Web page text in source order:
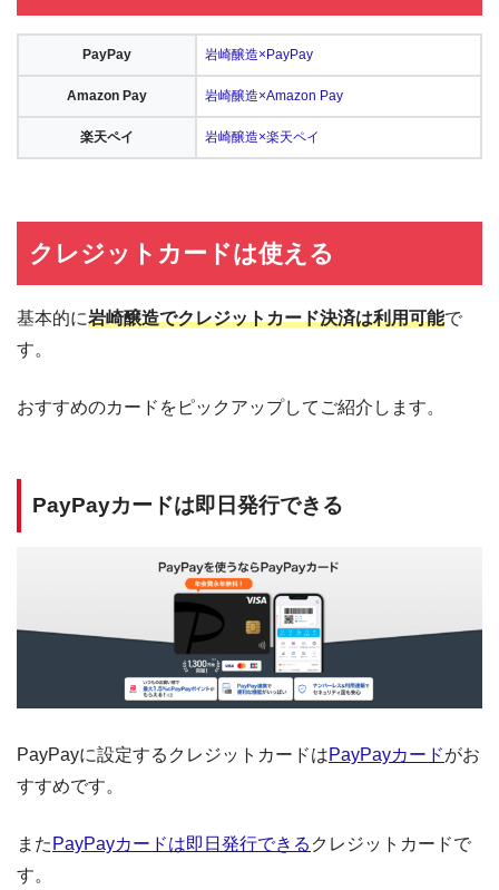
PayPay 岩崎醸造×PayPay
Amazon Pay 岩崎醸造×Amazon Pay
楽天ペイ 岩崎醸造×楽天ペイ
クレジットカードは使える
基本的に岩崎醸造でクレジットカード決済は利用可能で
す。
おすすめのカードをピックアップしてご紹介します。
PayPayカードは即日発行できる
PayPayに設定するクレジットカードはPayPayカードがお
すすめです。
また PayPayカードは即日発行できる クレジットカードで
す。